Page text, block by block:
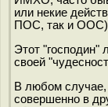
или некие
ПОС, так и
Этот "господин"
своей
В любом
совершенно в